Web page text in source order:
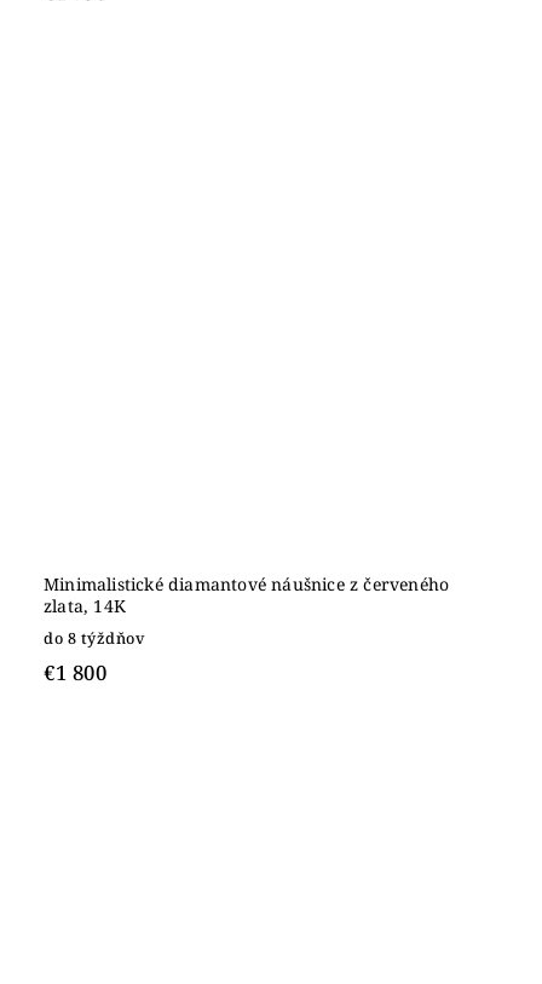
Minimalistické diamantové náušnice z červeného
zlata, 14K
do 8 týždňov
€1 800